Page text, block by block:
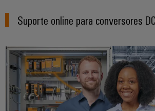
modernas
da
água
e
das
Iluminação
industrial
Infraestrutura
do
quadro
Suporte online para conversores